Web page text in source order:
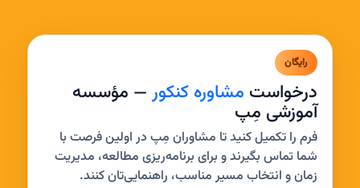
رایگان
درخواست مشاوره کنکور— مؤسسه
آموزشی مِپ
فرم را تکمیل کنید تا مشاوران مِپ در اولین فرصت با
شما تماس بگیرند و برای برنامه‌ریزی مطالعه، مدیریت
زمان و انتخاب مسیر مناسب، راهنمایی‌تان کنند.